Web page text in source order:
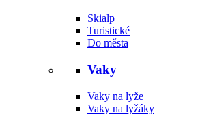
Skialp
Turistické
Do města
Vaky
Vaky na lyže
Vaky na lyžáky